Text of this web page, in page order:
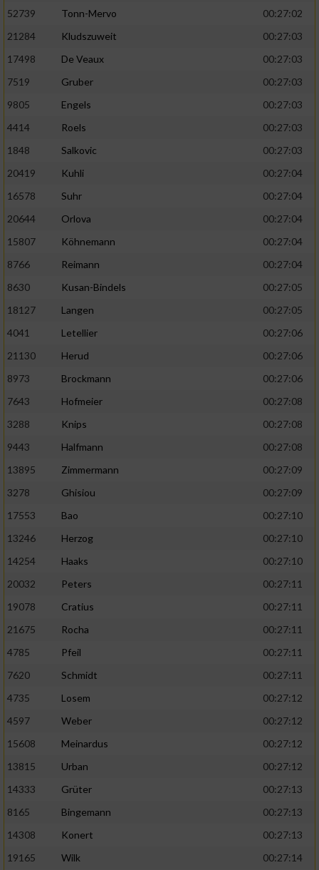
52739
Tonn-Mervo
00:27:02
21284
Kludszuweit
00:27:03
17498
De Veaux
00:27:03
7519
Gruber
00:27:03
9805
Engels
00:27:03
4414
Roels
00:27:03
1848
Salkovic
00:27:03
20419
Kuhli
00:27:04
16578
Suhr
00:27:04
20644
Orlova
00:27:04
15807
Köhnemann
00:27:04
8766
Reimann
00:27:04
8630
Kusan-Bindels
00:27:05
18127
Langen
00:27:05
4041
Letellier
00:27:06
21130
Herud
00:27:06
8973
Brockmann
00:27:06
7643
Hofmeier
00:27:08
3288
Knips
00:27:08
9443
Halfmann
00:27:08
13895
Zimmermann
00:27:09
3278
Ghisiou
00:27:09
17553
Bao
00:27:10
13246
Herzog
00:27:10
14254
Haaks
00:27:10
20032
Peters
00:27:11
19078
Cratius
00:27:11
21675
Rocha
00:27:11
4785
Pfeil
00:27:11
7620
Schmidt
00:27:11
4735
Losem
00:27:12
4597
Weber
00:27:12
15608
Meinardus
00:27:12
13815
Urban
00:27:12
14333
Grüter
00:27:13
8165
Bingemann
00:27:13
14308
Konert
00:27:13
19165
Wilk 00:27:14